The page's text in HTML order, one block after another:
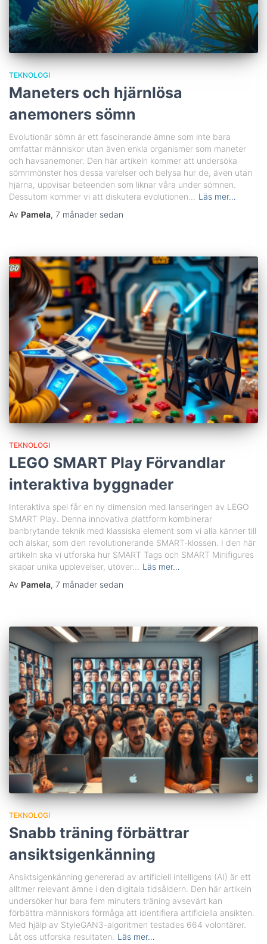
TEKNOLOGI
Maneters och hjärnlösa
anemoners sömn
Evolutionär sömn är ett fascinerande ämne som inte bara
omfattar människor utan även enkla organismer som maneter
och havsanemoner. Den här artikeln kommer att undersöka
sömnmönster hos dessa varelser och belysa hur de, även utan
hjärna, uppvisar beteenden som liknar våra under sömnen.
Dessutom kommer vi att diskutera evolutionen...
Läs mer…
Av Pamela, 7 månader sedan
TEKNOLOGI
LEGO SMART Play Förvandlar
interaktiva byggnader
Interaktiva spel får en ny dimension med lanseringen av LEGO
SMART Play. Denna innovativa plattform kombinerar
banbrytande teknik med klassiska element som vi alla känner till
och älskar, som den revolutionerande SMART-klossen. I den här
artikeln ska vi utforska hur SMART Tags och SMART Minifigures
skapar unika upplevelser, utöver...
Läs mer…
Av Pamela, 7 månader sedan
TEKNOLOGI
Snabb träning förbättrar
ansiktsigenkänning
Ansiktsigenkänning genererad av artificiell intelligens (AI) är ett
alltmer relevant ämne i den digitala tidsåldern. Den här artikeln
undersöker hur bara fem minuters träning avsevärt kan
förbättra människors förmåga att identifiera artificiella ansikten.
Med hjälp av StyleGAN3-algoritmen testades 664 volontärer.
Låt oss utforska resultaten.
Läs mer…